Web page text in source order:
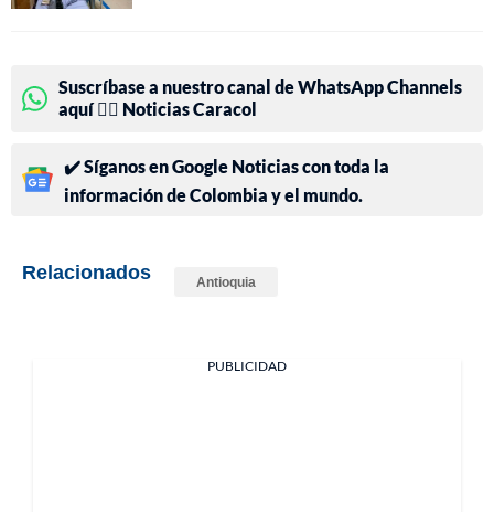
Suscríbase a nuestro canal de WhatsApp Channels
aquí 👉🏻 Noticias Caracol
✔️ Síganos en Google Noticias con toda la
información de Colombia y el mundo.
Relacionados Antioquia
PUBLICIDAD